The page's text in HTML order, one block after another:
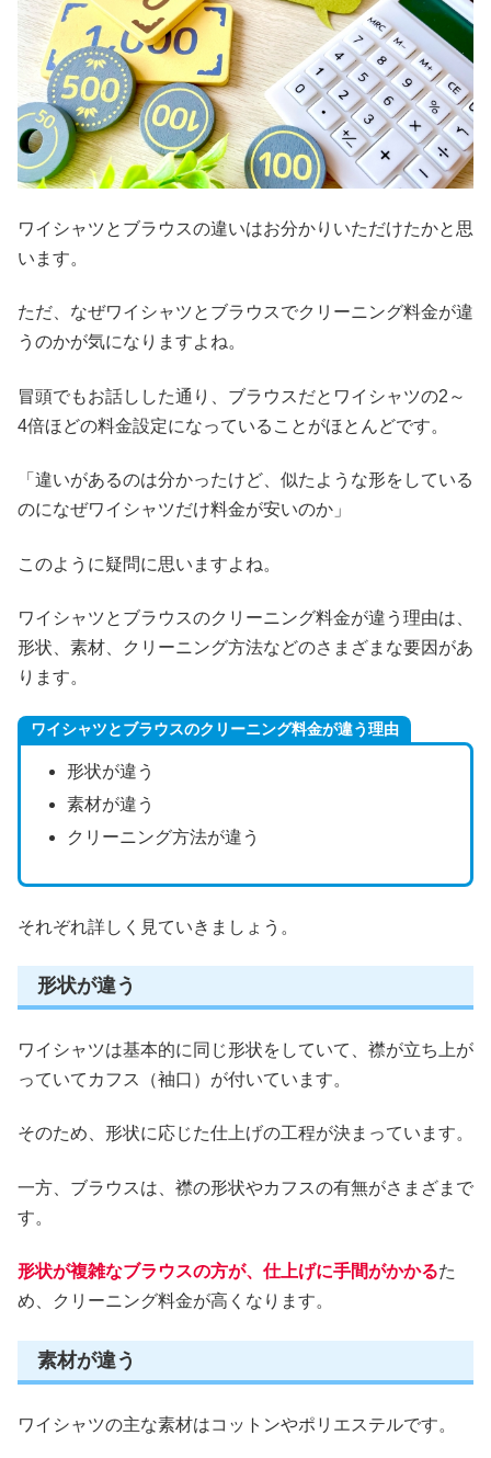
ワイシャツとブラウスの違いはお分かりいただけたかと思
います。
ただ、なぜワイシャツとブラウスでクリーニング料金が違
うのかが気になりますよね。
冒頭でもお話しした通り、ブラウスだとワイシャツの2～
4倍ほどの料金設定になっていることがほとんどです。
「違いがあるのは分かったけど、似たような形をしている
のになぜワイシャツだけ料金が安いのか」
このように疑問に思いますよね。
ワイシャツとブラウスのクリーニング料金が違う理由は、
形状、素材、クリーニング方法などのさまざまな要因があ
ります。
ワイシャツとブラウスのクリーニング料金が違う理由
形状が違う
素材が違う
クリーニング方法が違う
それぞれ詳しく見ていきましょう。
形状が違う
ワイシャツは基本的に同じ形状をしていて、襟が立ち上が
っていてカフス（袖口）が付いています。
そのため、形状に応じた仕上げの工程が決まっています。
一方、ブラウスは、襟の形状やカフスの有無がさまざまで
す。
形状が複雑なブラウスの方が、仕上げに手間がかかるた
め、クリーニング料金が高くなります。
素材が違う
ワイシャツの主な素材はコットンやポリエステルです。